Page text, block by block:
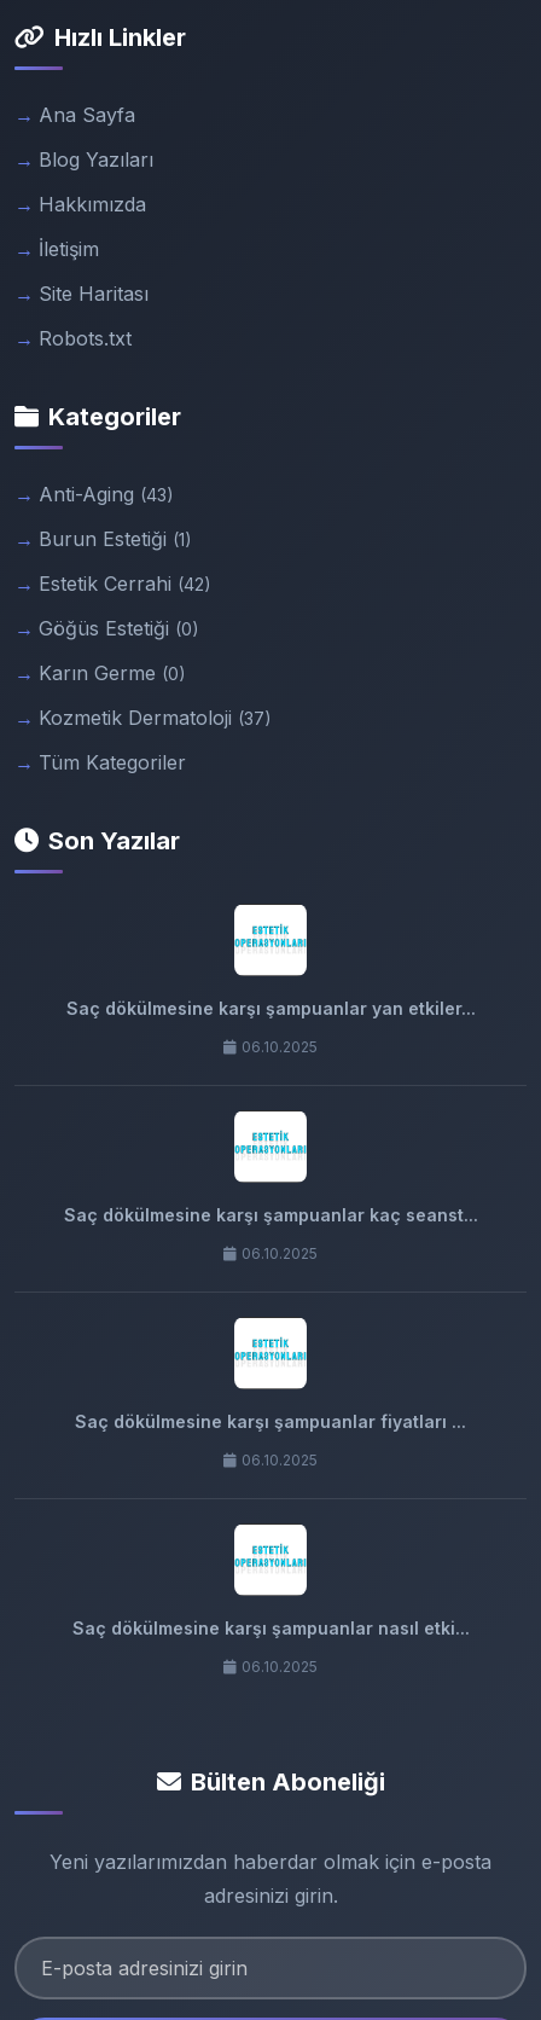
Hızlı Linkler
Ana Sayfa
Blog Yazıları
Hakkımızda
İletişim
Site Haritası
Robots.txt
Kategoriler
Anti-Aging (43)
Burun Estetiği (1)
Estetik Cerrahi (42)
Göğüs Estetiği (0)
Karın Germe (0)
Kozmetik Dermatoloji (37)
Tüm Kategoriler
Son Yazılar
Saç dökülmesine karşı şampuanlar yan etkiler...
06.10.2025
Saç dökülmesine karşı şampuanlar kaç seanst...
06.10.2025
Saç dökülmesine karşı şampuanlar fiyatları ...
06.10.2025
Saç dökülmesine karşı şampuanlar nasıl etki...
06.10.2025
Bülten Aboneliği
Yeni yazılarımızdan haberdar olmak için e-posta
adresinizi girin.